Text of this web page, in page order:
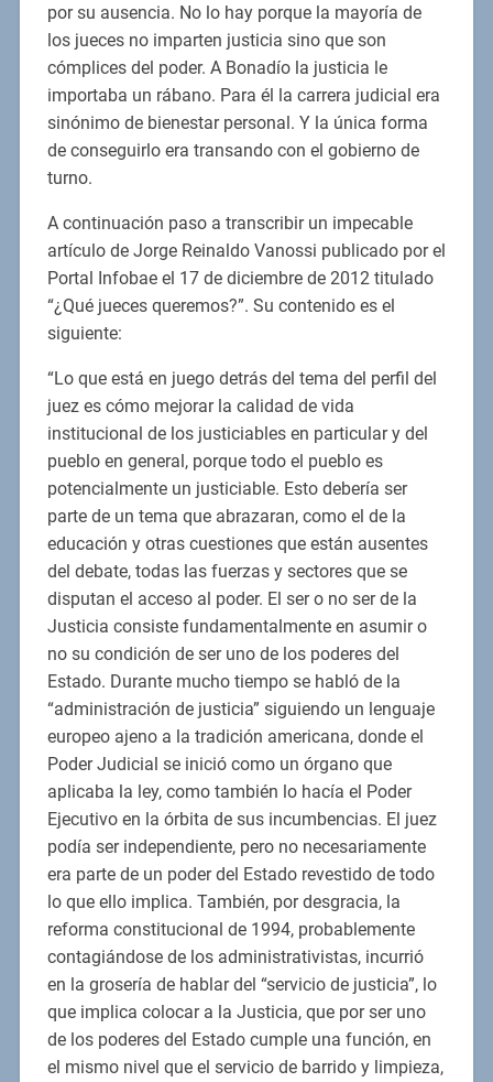
por su ausencia. No lo hay porque la mayoría de
los jueces no imparten justicia sino que son
cómplices del poder. A Bonadío la justicia le
importaba un rábano. Para él la carrera judicial era
sinónimo de bienestar personal. Y la única forma
de conseguirlo era transando con el gobierno de
turno.
A continuación paso a transcribir un impecable
artículo de Jorge Reinaldo Vanossi publicado por el
Portal Infobae el 17 de diciembre de 2012 titulado
“¿Qué jueces queremos?”. Su contenido es el
siguiente:
“Lo que está en juego detrás del tema del perfil del
juez es cómo mejorar la calidad de vida
institucional de los justiciables en particular y del
pueblo en general, porque todo el pueblo es
potencialmente un justiciable. Esto debería ser
parte de un tema que abrazaran, como el de la
educación y otras cuestiones que están ausentes
del debate, todas las fuerzas y sectores que se
disputan el acceso al poder. El ser o no ser de la
Justicia consiste fundamentalmente en asumir o
no su condición de ser uno de los poderes del
Estado. Durante mucho tiempo se habló de la
“administración de justicia” siguiendo un lenguaje
europeo ajeno a la tradición americana, donde el
Poder Judicial se inició como un órgano que
aplicaba la ley, como también lo hacía el Poder
Ejecutivo en la órbita de sus incumbencias. El juez
podía ser independiente, pero no necesariamente
era parte de un poder del Estado revestido de todo
lo que ello implica. También, por desgracia, la
reforma constitucional de 1994, probablemente
contagiándose de los administrativistas, incurrió
en la grosería de hablar del “servicio de justicia”, lo
que implica colocar a la Justicia, que por ser uno
de los poderes del Estado cumple una función, en
el mismo nivel que el servicio de barrido y limpieza,